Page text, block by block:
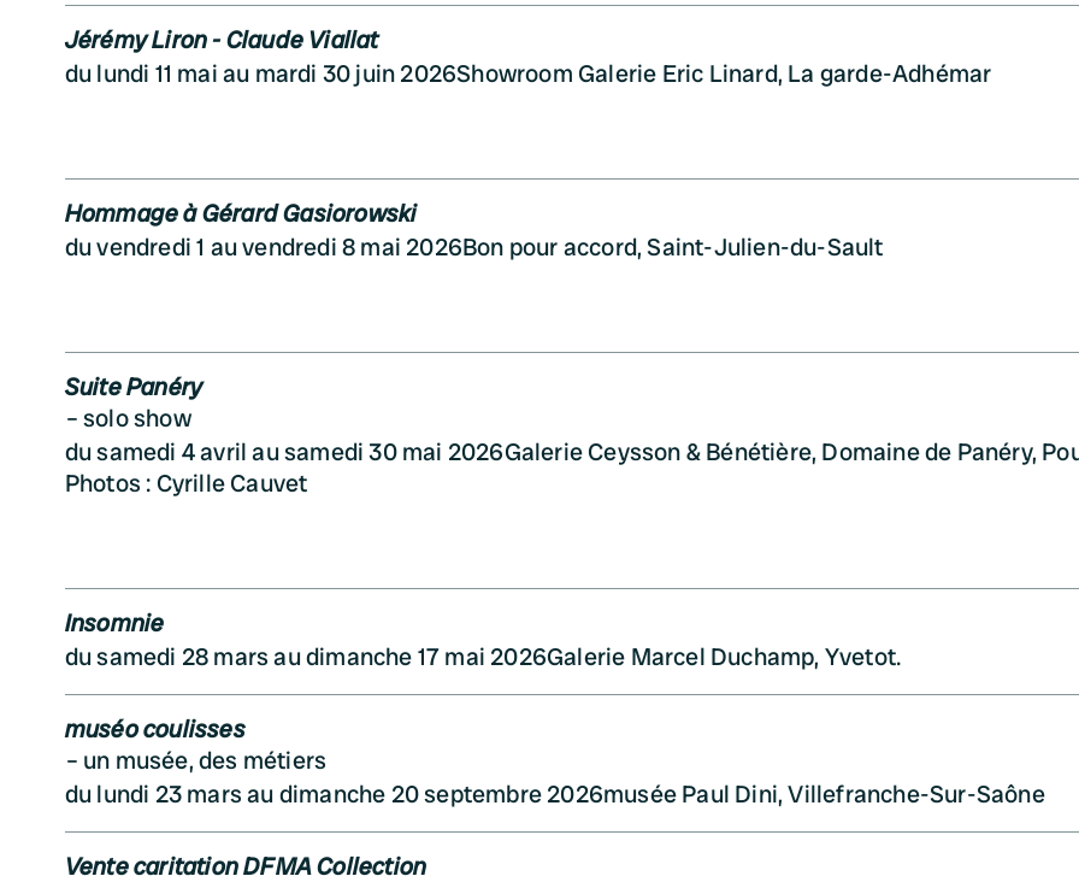
Jérémy Liron - Claude Viallat
du lundi 11 mai au mardi 30 juin 2026Showroom Galerie Eric Linard, La garde-Adhémar
Hommage à Gérard Gasiorowski
du vendredi 1 au vendredi 8 mai 2026Bon pour accord, Saint-Julien-du-Sault
Suite Panéry
solo show
du samedi 4 avril au samedi 30 mai 2026Galerie Ceysson & Bénétière, Domaine de Panéry,
Photos : Cyrille Cauvet
Insomnie
du samedi 28 mars au dimanche 17 mai 2026Galerie Marcel Duchamp, Yvetot.
muséo coulisses
un musée, des métiers
du lundi 23 mars au dimanche 20 septembre 2026musée Paul Dini, Villefranche-Sur-Saône
Vente caritation DFMA Collection